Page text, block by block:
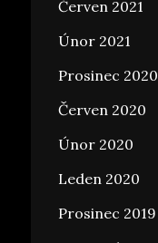
Červen 2021
Únor 2021
Prosinec 2020
Červen 2020
Únor 2020
Leden 2020
Prosinec 2019